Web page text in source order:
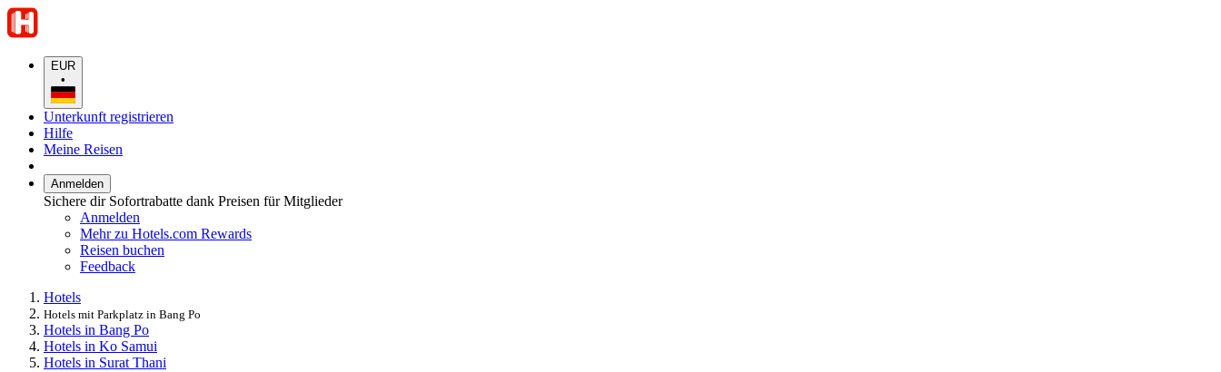
EUR
•
Unterkunft registrieren
Hilfe
Meine Reisen
Anmelden
Sichere dir Sofortrabatte dank Preisen für Mitglieder
Anmelden
Mehr zu Hotels.com Rewards
Reisen buchen
Feedback
Hotels
Hotels mit Parkplatz in Bang Po
Hotels in Bang Po
Hotels in Ko Samui
Hotels in Surat Thani